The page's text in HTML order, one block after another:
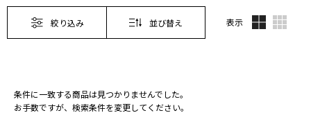
絞り込み 並び替え 表示
条件に一致する商品は見つかりませんでした。
お手数ですが、検索条件を変更してください。